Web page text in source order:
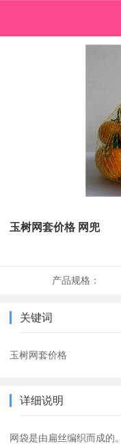
玉树网套价格 网兜
产品规格：
关键词
玉树网套价格
详细说明
网袋是由扁丝编织而成的。